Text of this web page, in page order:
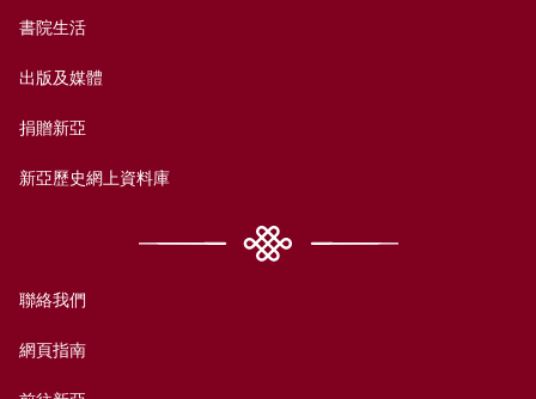
書院生活
出版及媒體
捐贈新亞
新亞歷史網上資料庫
聯絡我們
網頁指南